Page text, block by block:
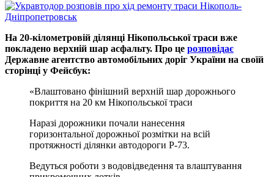
На 20-кілометровій ділянці Нікопольської траси вже
покладено верхній шар асфальту. Про це розповідає
Державне агентство автомобільних доріг України на своїй
сторінці у Фейсбук:
«Влаштовано фінішний верхній шар дорожнього
покриття на 20 км Нікопольської траси
Наразі дорожники почали нанесення
горизонтальної дорожньої розмітки на всій
протяжності ділянки автодороги Р-73.
Ведуться роботи з водовідведення та влаштування